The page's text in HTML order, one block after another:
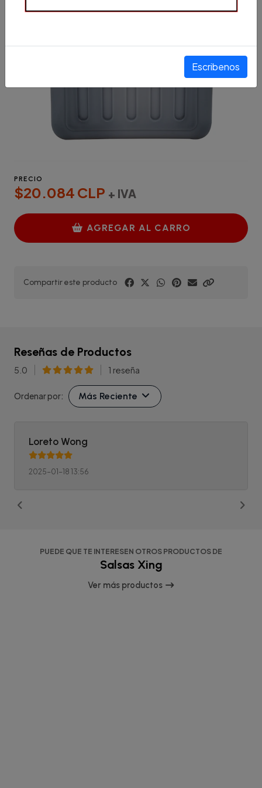
PRECIO
$20.084 CLP + IVA
AGREGAR AL CARRO
Compartir este producto
Reseñas de Productos
5.0 1 reseña
Ordenar por: Más Reciente
Loreto Wong
2025-01-18 13:56
PUEDE QUE TE INTERESEN OTROS PRODUCTOS DE
Salsas Xing
Ver más productos
Escribenos